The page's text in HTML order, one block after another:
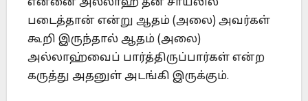
என்னை அல்லாஹ் தன் சாயலில்
படைத்தான் என்று ஆதம் (அலை) அவர்கள்
கூறி இருந்தால் ஆதம் (அலை)
அல்லாஹ்வைப் பார்த்திருப்பார்கள் என்ற
கருத்து அதனுள் அடங்கி இருக்கும்.